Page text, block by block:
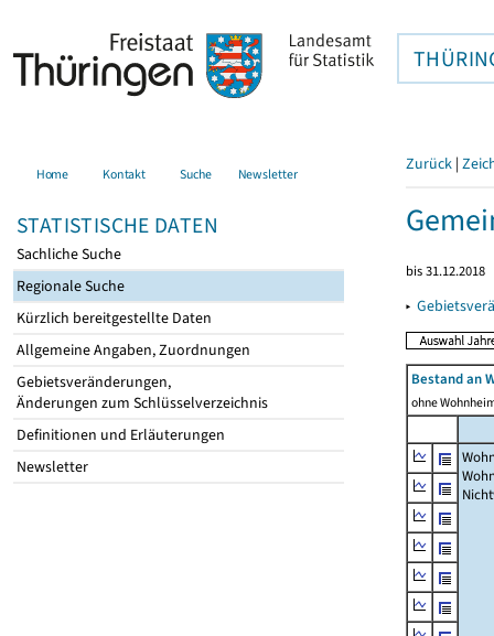
Home Kontakt Suche Newsletter
STATISTISCHE DATEN
Sachliche Suche
Regionale Suche
Kürzlich bereitgestellte Daten
Allgemeine Angaben, Zuordnungen
Gebietsveränderungen,
Änderungen zum Schlüsselverzeichnis
Definitionen und Erläuterungen
Newsletter
Zurück |
bis 31.12.2018
▸
Bestand an
ohne